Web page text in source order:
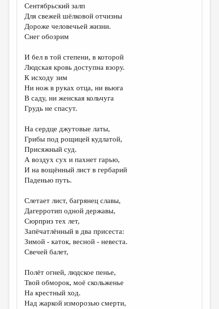
Сентябрьский залп
Для свежей шёлковой отчизны
Дороже человечьей жизни.
Снег обозрим
И бел в той степени, в которой
Людская кровь доступна взору.
К исходу зим
Ни нож в руках отца, ни вьюга
В саду, ни женская кольчуга
Грудь не спасут.
На сердце джутовые латы,
Грибы под рощицей кудлатой,
Присяжный суд.
А воздух сух и пахнет гарью,
И на вощённый лист в гербарий
Паденью путь.
Слетает лист, багрянец славы,
Дагерротип одной державы,
Сюрприз тех лет,
Запёчатлённый в два присеста:
Зимой - каток, весной - невеста.
Свечей балет,
Полёт огней, людское пенье,
Твой обморок, моё скольженье
На крестный ход.
Над жаркой изморозью смерти,